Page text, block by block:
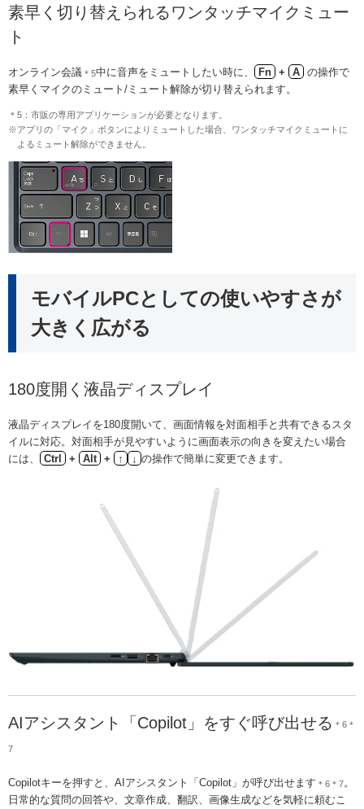
素早く切り替えられるワンタッチマイクミュー
ト
オンライン会議 ＊5中に音声をミュートしたい時に、 Fn + A の操作で
素早くマイクのミュート/ミュート解除が切り替えられます。
＊5：市販の専用アプリケーションが必要となります。
※アプリの「マイク」ボタンによりミュートした場合、ワンタッチマイクミュートに
よるミュート解除ができません。
モバイルPCとしての使いやすさが
大きく広がる
180度開く液晶ディスプレイ
液晶ディスプレイを180度開いて、画面情報を対面相手と共有できるスタ
イルに対応。対面相手が見やすいように画面表示の向きを変えたい場合
には、
Ctrl + Alt + ↑ ↓ の操作で簡単に変更できます。
AIアシスタント「Copilot」をすぐ呼び出せる ＊6＊
7
Copilotキーを押すと、AIアシスタント「Copilot」が呼び出せます ＊6＊7。
日常的な質問の回答や、文章作成、翻訳、画像生成などを気軽に頼むこ